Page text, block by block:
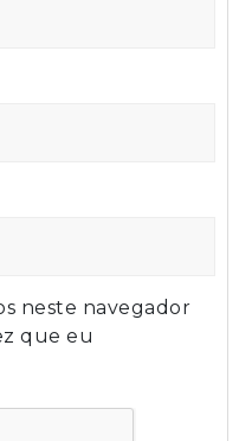
neste navegador
que eu